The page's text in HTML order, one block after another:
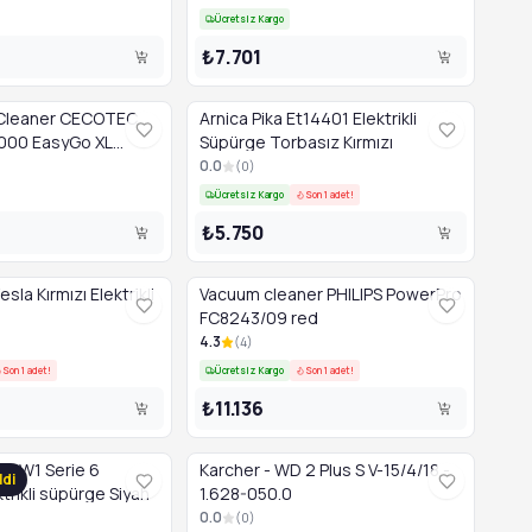
Ücretsiz Kargo
₺7.701
CECOTEC
EasyGo XL
Arnica Pika Et14401 Elektrikli
Süpürge Torbasız Kırmızı
0.0 (0)
Ücretsiz Kargo Son 1 adet!
₺5.750
Kırmızı Elektrikli
Son 1 adet!
Vacuum cleaner PHILIPS PowerPro
FC8243/09 red
4.3 (4)
Ücretsiz Kargo Son 1 adet!
₺11.136
Serie 6
süpürge Siyah
Karcher - WD 2 Plus S V-15/4/18 -
1.628-050.0
0.0 (0)